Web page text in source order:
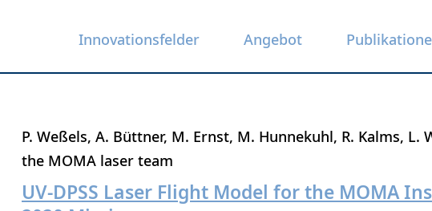
Innovationsfelder Angebot
P. Weßels A. Büttner M. Ernst M. Hunnekuhl R. Kalms L.
the MOMA laser team
UV-DPSS Laser Flight Model for the MOMA